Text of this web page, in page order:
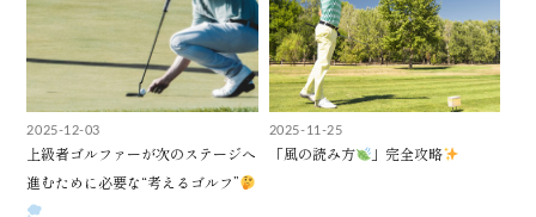
2025-12-03
上級者ゴルファーが次のステージへ
進むために必要な“考えるゴルフ”
2025-11-25
「風の読み方 」完全攻略